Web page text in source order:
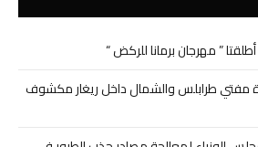
” مهرجان برمانا للركض “
مفتي طرابلس والشمال داخل ريغار مكشوف